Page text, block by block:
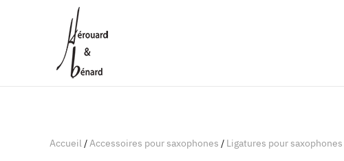
Accueil/Accessoires pour saxophones / Ligatures pour saxophones
Panneau de gestion des cookies